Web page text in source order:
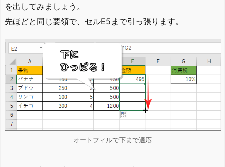
を出してみましょう。
先ほどと同じ要領で、セルE5まで引っ張ります。
オートフィルで下まで適応